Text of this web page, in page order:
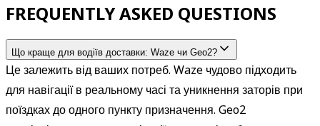
FREQUENTLY ASKED QUESTIONS
Що краще для водіїв доставки: Waze чи Geo2?
Це залежить від ваших потреб. Waze чудово підходить
для навігації в реальному часі та уникнення заторів при
поїздках до одного пункту призначення. Geo2